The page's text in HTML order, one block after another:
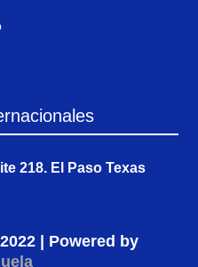
218. El Paso Texas
| Powered by